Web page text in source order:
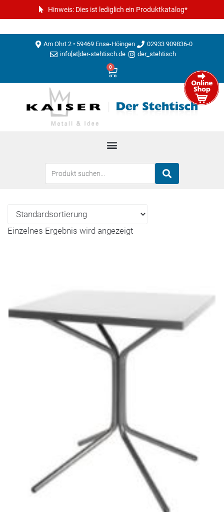
Hinweis: Dies ist lediglich ein Produktkatalog*
Am Ohrt 2 • 59469 Ense-Höingen
02933 909836-0
info[at]der-stehtisch.de
der_stehtisch
0
Einzelnes Ergebnis wird angezeigt